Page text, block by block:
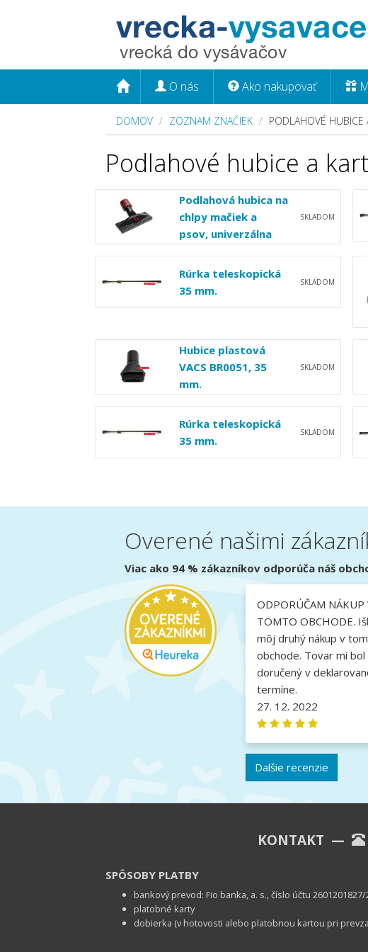
O nás Ako nakupovať
DOMOV ZOZNAM ZNAČIEK PODLAHOVÉ HUBICE
Podlahové hubice a
Podlahová hubica na
chlpy mačiek a
psov, univerzálna
SKLADOM
Rúrka teleskopická
35 mm.
SKLADOM
Hubice plastová
VACS BR0051, 35
mm.
SKLADOM
Rúrka teleskopická
35 mm.
SKLADOM
Overené našimi
Viac ako 94 % zákazníkov odporúča náš
ODPORÚČAM NÁKUP
TOMTO OBCHODE.
môj druhý nákup v
obchode. Tovar mi bol
doručený v
termíne.
27. 12. 2022
Dalšie recenzie
KONTAKT —
SPÔSOBY PLATBY
bankový prevod: Fio banka, a. s., číslo účtu 2601201827/
platobné karty
dobierka (v hotovosti alebo platobnou kartou pri